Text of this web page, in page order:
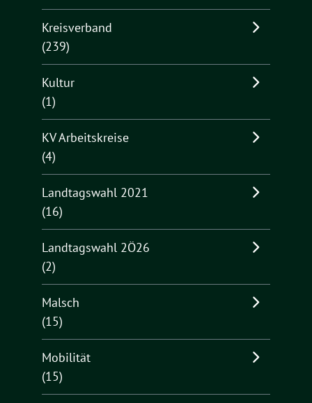
Kreisverband
(239)
Kultur
(1)
KV Arbeitskreise
(4)
Landtagswahl 2021
(16)
Landtagswahl 2Ö26
(2)
Malsch
(15)
Mobilität
(15)